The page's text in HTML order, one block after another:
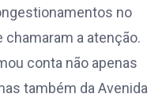
no
a atenção.
conta não apenas
também da Avenida